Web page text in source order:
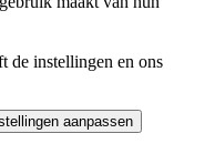
de instellingen en ons
aanpassen